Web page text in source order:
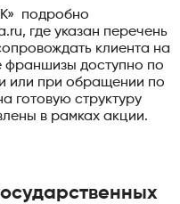
подробно
где указан перечень
клиента на
франшизы доступно по
или при обращении по
готовую структуру
в рамках акции.